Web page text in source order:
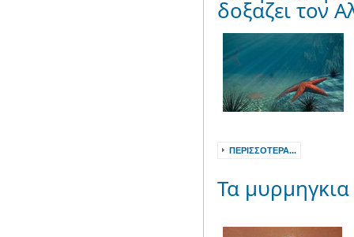
δοξαζει τον
ΠΕΡΙΣΣΌΤΕΡΑ...
Τα